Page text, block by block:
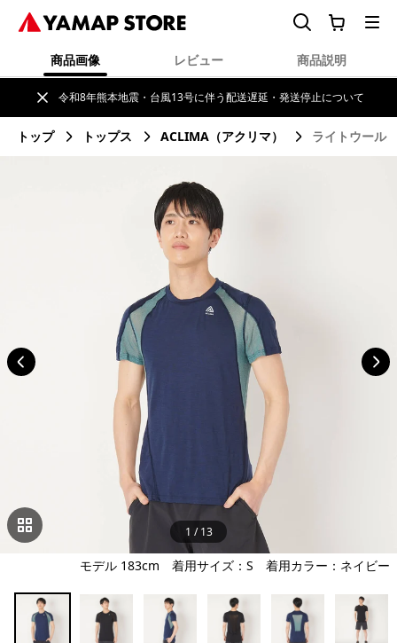
令和8年熊本地震・台風13号に伴う配送遅延・発送停止について
トップ トップス ACLIMA（アクリマ） ライトウール
商品画像 レビュー 商品説明
1 /13
モデル 183cm 着用サイズ：S 着用カラー：ネイビー